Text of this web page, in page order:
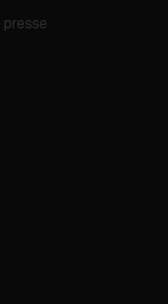
presse